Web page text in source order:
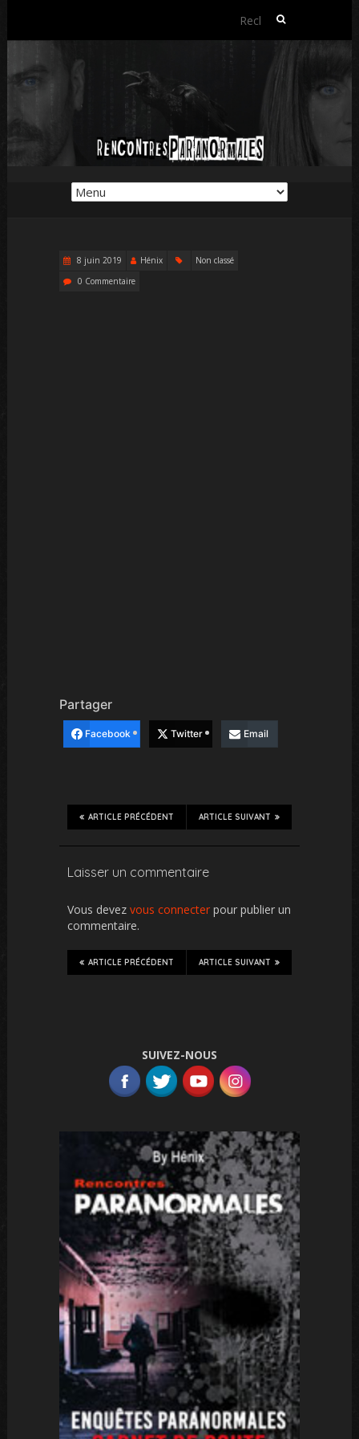
Rechercher :
8 juin 2019 Hénix
Non classé
0 Commentaire
Partager
Facebook Twitter Email
ARTICLE SUIVANT
ARTICLE PRÉCÉDENT
Laisser un commentaire
Vous devez vous connecter pour publier un
commentaire.
ARTICLE SUIVANT
ARTICLE PRÉCÉDENT
SUIVEZ-NOUS